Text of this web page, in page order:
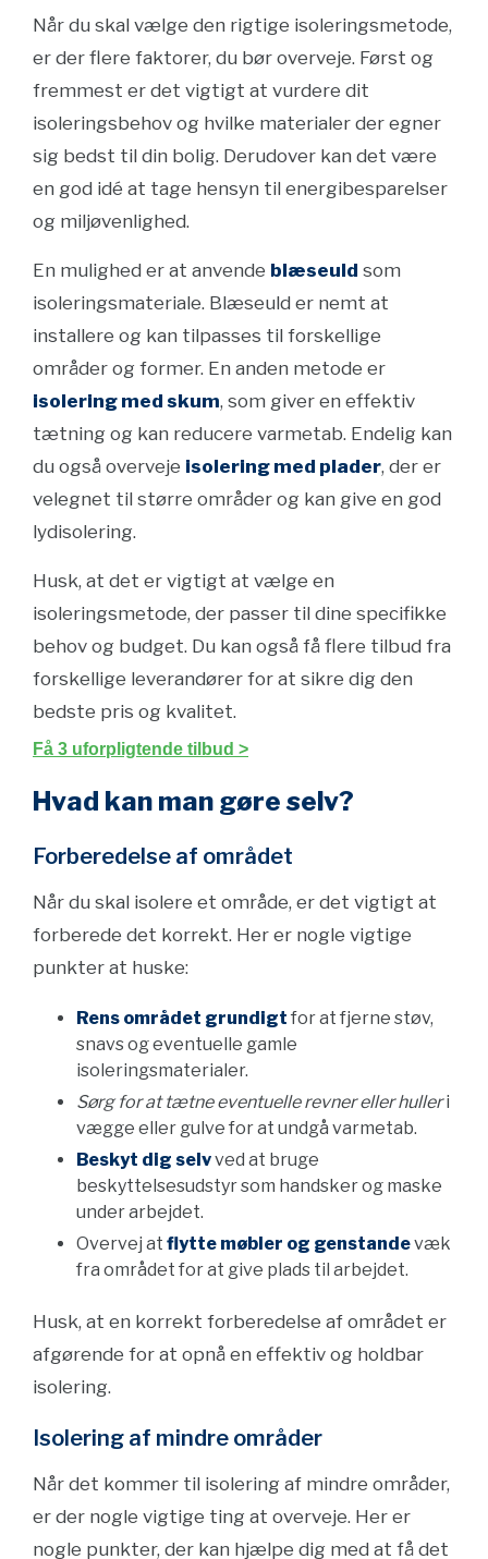
Når du skal vælge den rigtige isoleringsmetode,
er der flere faktorer, du bør overveje. Først og
fremmest er det vigtigt at vurdere dit
isoleringsbehov og hvilke materialer der egner
sig bedst til din bolig. Derudover kan det være
en god idé at tage hensyn til energibesparelser
og miljøvenlighed.
En mulighed er at anvende blæseuld som
isoleringsmateriale. Blæseuld er nemt at
installere og kan tilpasses til forskellige
områder og former. En anden metode er
isolering med skum, som giver en effektiv
tætning og kan reducere varmetab. Endelig kan
du også overveje isolering med plader, der er
velegnet til større områder og kan give en god
lydisolering.
Husk, at det er vigtigt at vælge en
isoleringsmetode, der passer til dine specifikke
behov og budget. Du kan også få flere tilbud fra
forskellige leverandører for at sikre dig den
bedste pris og kvalitet.
Få 3 uforpligtende tilbud >
Hvad kan man gøre selv?
Forberedelse af området
Når du skal isolere et område, er det vigtigt at
forberede det korrekt. Her er nogle vigtige
punkter at huske:
Rens området grundigt for at fjerne støv,
snavs og eventuelle gamle
isoleringsmaterialer.
Sørg for at tætne eventuelle revner eller hulleri
vægge eller gulve for at undgå varmetab.
Beskyt dig selvved at bruge
beskyttelsesudstyr som handsker og maske
under arbejdet.
Overvej at flytte møbler og genstandevæk
fra området for at give plads til arbejdet.
Husk, at en korrekt forberedelse af området er
afgørende for at opnå en effektiv og holdbar
isolering.
Isolering af mindre områder
Når det kommer til isolering af mindre områder,
er der nogle vigtige ting at overveje. Her er
nogle punkter, der kan hjælpe dig med at få det